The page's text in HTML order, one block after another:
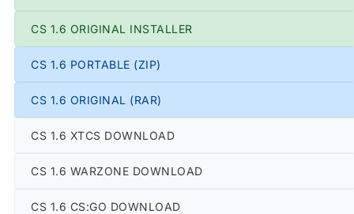
CS 1.6 ORIGINAL INSTALLER
CS 1.6 PORTABLE (ZIP)
CS 1.6 ORIGINAL (RAR)
CS 1.6 XTCS DOWNLOAD
CS 1.6 WARZONE DOWNLOAD
CS 1.6 CS:GO DOWNLOAD